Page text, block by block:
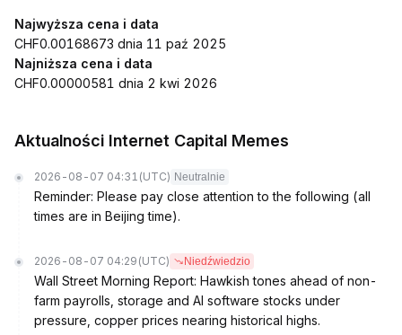
Najwyższa cena i data
CHF0.00168673 dnia 11 paź 2025
Najniższa cena i data
CHF0.00000581 dnia 2 kwi 2026
Aktualności Internet Capital Memes
2026-08-07 04:31 (UTC) Neutralnie
Reminder: Please pay close attention to the following (all
times are in Beijing time).
2026-08-07 04:29 (UTC) Niedźwiedzio
Wall Street Morning Report: Hawkish tones ahead of non-
farm payrolls, storage and AI software stocks under
pressure, copper prices nearing historical highs.